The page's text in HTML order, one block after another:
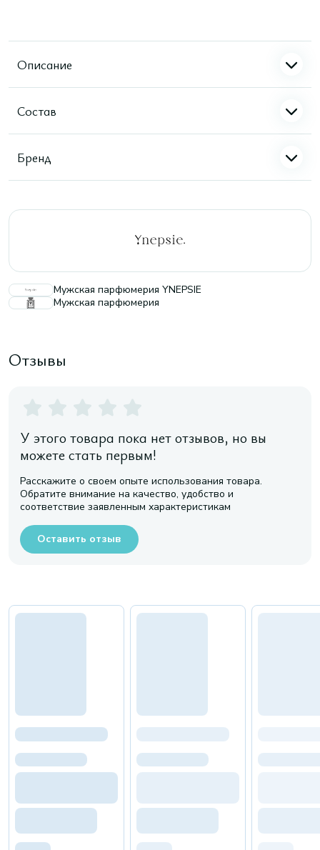
Описание
Состав
Бренд
Мужская парфюмерия YNEPSIE
Мужская парфюмерия
Отзывы
У этого товара пока нет отзывов, но вы
можете стать первым!
Расскажите о своем опыте использования товара.
Обратите внимание на качество, удобство и
соответствие заявленным характеристикам
Оставить отзыв